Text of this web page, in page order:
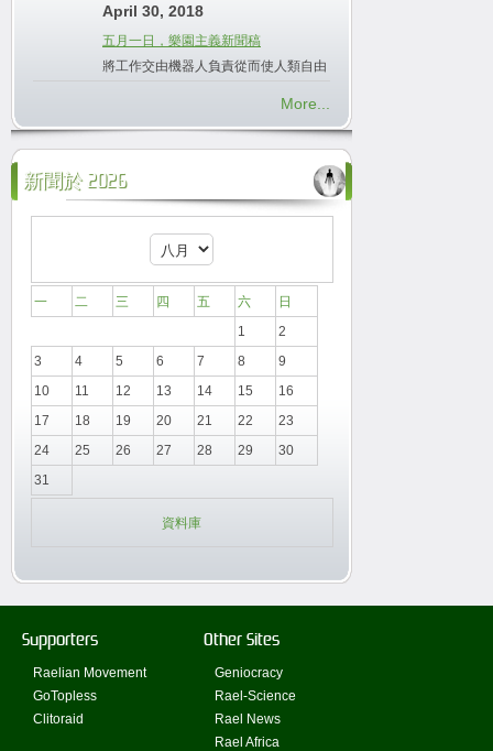
April 30, 2018
五月一日，樂園主義新聞稿
將工作交由機器人負責從而使人類自由
More...
新聞於 2026
一 二 三 四 五 六
日
1
2
3
4 5 6 7 8
9
10
11 12 13 14 15
16
17
18 19 20 21 22
23
24
25 26 27 28 29
30
31
資料庫
Supporters
Raelian Movement
GoTopless
Clitoraid
Other Sites
Geniocracy
Rael-Science
Rael News
Rael Africa